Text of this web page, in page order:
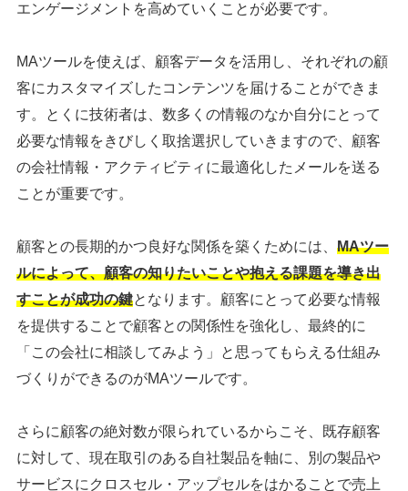
エンゲージメントを高めていくことが必要です。
MAツールを使えば、顧客データを活用し、それぞれの顧
客にカスタマイズしたコンテンツを届けることができま
す。とくに技術者は、数多くの情報のなか自分にとって
必要な情報をきびしく取捨選択していきますので、顧客
の会社情報・アクティビティに最適化したメールを送る
ことが重要です。
顧客との長期的かつ良好な関係を築くためには、 MAツー
ルによって、顧客の知りたいことや抱える課題を導き出
すことが成功の鍵となります。顧客にとって必要な情報
を提供することで顧客との関係性を強化し、最終的に
「この会社に相談してみよう」と思ってもらえる仕組み
づくりができるのがMAツールです。
さらに顧客の絶対数が限られているからこそ、既存顧客
に対して、現在取引のある自社製品を軸に、別の製品や
サービスにクロスセル・アップセルをはかることで売上